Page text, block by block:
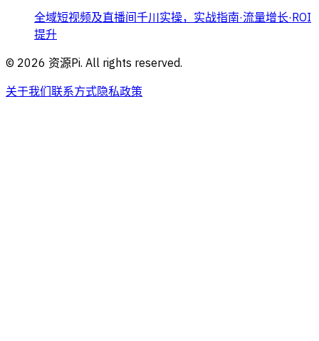
全域短视频及直播间千川实操，实战指南·流量增长·ROI
提升
© 2026 资源Pi. All rights reserved.
关于我们联系方式隐私政策